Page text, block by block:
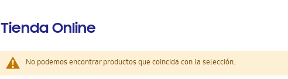
Tienda Online
No podemos encontrar productos que coincida con la selección.